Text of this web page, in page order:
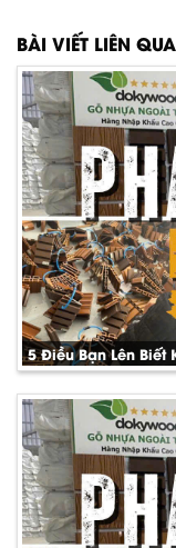
BÀI VIẾT LIÊN
5 Điều Bạn Lên Biết